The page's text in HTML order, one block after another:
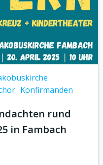
Konfirmanden
rund
in Fambach